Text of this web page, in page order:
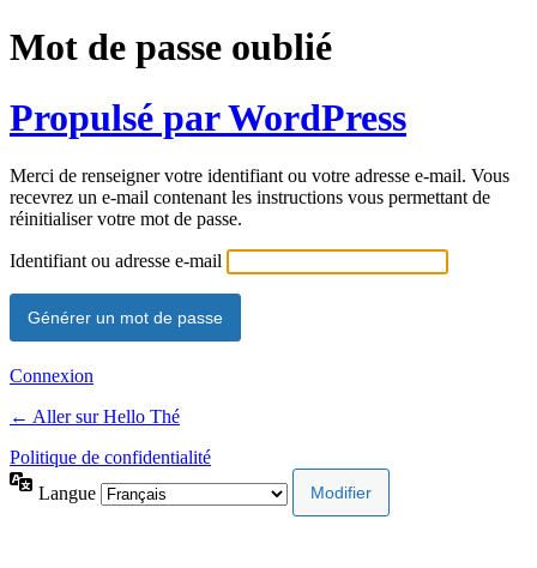
Mot de passe oublié
Propulsé par WordPress
Merci de renseigner votre identifiant ou votre adresse e-mail. Vous
recevrez un e-mail contenant les instructions vous permettant de
réinitialiser votre mot de passe.
Identifiant ou adresse e-mail
Connexion
← Aller sur Hello Thé
Politique de confidentialité
Langue